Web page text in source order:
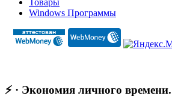
Товары
Windows Программы
⚡ · Экономия личного времени.